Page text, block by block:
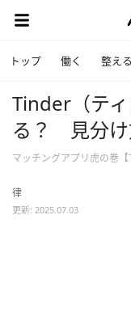
トップ 働く 整える
Tinder（テ
る？ 見分け
マッチングアプリ虎の巻【
律
更新: 2025.07.03